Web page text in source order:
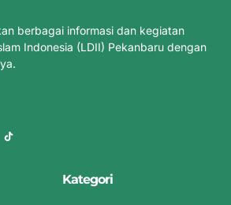
berbagai informasi dan kegiatan
Indonesia (LDII) Pekanbaru dengan
Kategori